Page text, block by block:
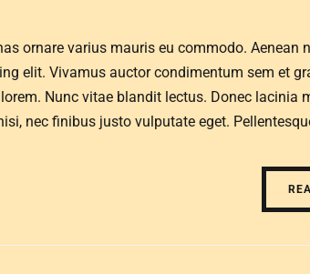
ornare varius mauris eu commodo. Aenean
elit. Vivamus auctor condimentum sem et
Nunc vitae blandit lectus. Donec lacinia
nec finibus justo vulputate eget.